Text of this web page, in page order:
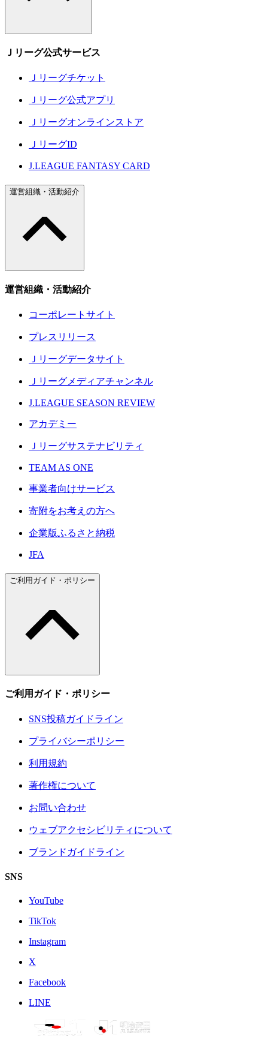
Ｊリーグ公式サービス
Ｊリーグチケット
Ｊリーグ公式アプリ
Ｊリーグオンラインストア
ＪリーグID
J.LEAGUE FANTASY CARD
運営組織・活動紹介
運営組織・活動紹介
コーポレートサイト
プレスリリース
Ｊリーグデータサイト
Ｊリーグメディアチャンネル
J.LEAGUE SEASON REVIEW
アカデミー
Ｊリーグサステナビリティ
TEAM AS ONE
事業者向けサービス
寄附をお考えの方へ
企業版ふるさと納税
JFA
ご利用ガイド・ポリシー
ご利用ガイド・ポリシー
SNS投稿ガイドライン
プライバシーポリシー
利用規約
著作権について
お問い合わせ
ウェブアクセシビリティについて
ブランドガイドライン
SNS
YouTube
TikTok
Instagram
X
Facebook
LINE